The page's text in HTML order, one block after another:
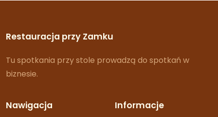
Restauracja przy Zamku
Tu spotkania przy stole prowadzą do spotkań w
biznesie.
Nawigacja Informacje